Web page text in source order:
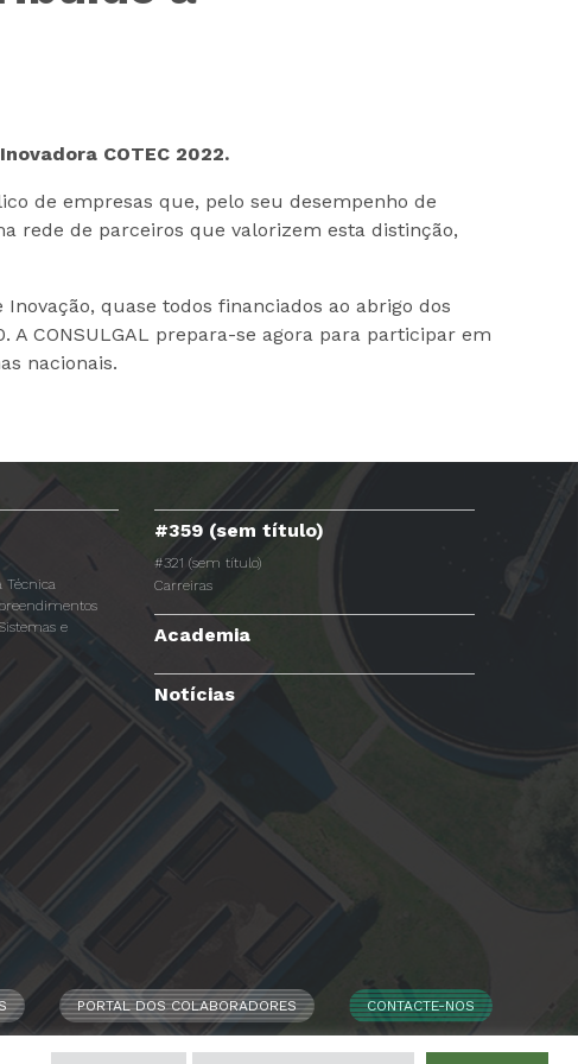
COTEC 2022.
de empresas que, pelo seu desempenho de
rede de parceiros que valorizem esta distinção,
quase todos financiados ao abrigo dos
CONSULGAL prepara-se agora para participar em
nacionais.
Técnica
e
#359 (sem título)
#321 (sem título)
Carreiras
Academia
Notícias
PORTAL DOS COLABORADORES CONTACTE-NOS